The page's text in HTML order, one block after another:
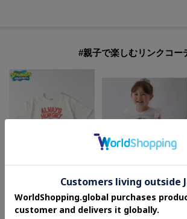
#親子で楽しむリンクコー
2,989
petit main
【リンク】いちご刺しゅうシャーリングチュニック
¥
2,233
30%OFF